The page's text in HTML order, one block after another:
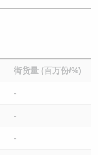
街货量 (百万份/%)
-
-
-